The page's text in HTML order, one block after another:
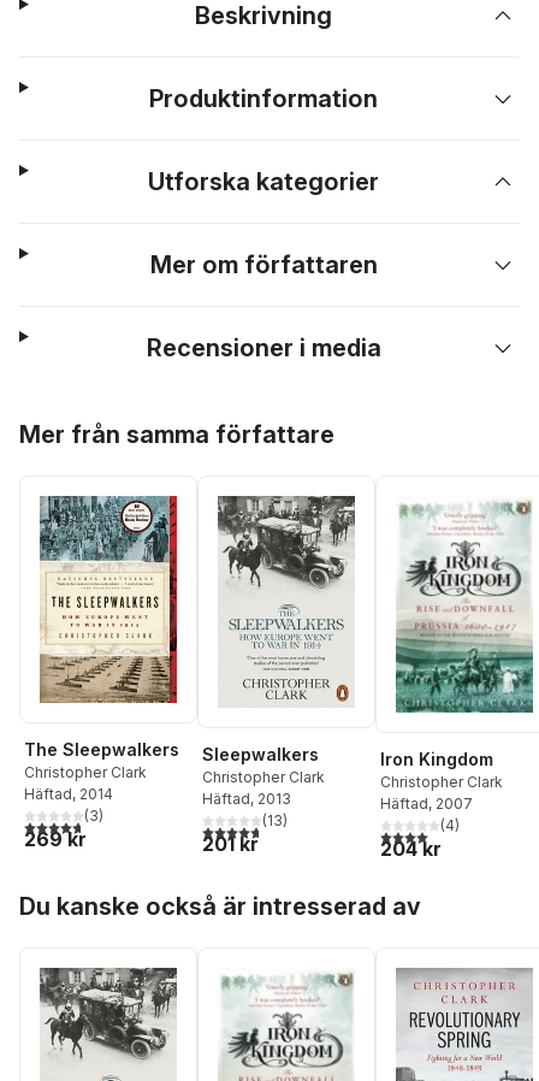
Beskrivning
Produktinformation
Utforska kategorier
Mer om författaren
Recensioner i media
Mer från samma författare
The Sleepwalkers
Christopher Clark
Häftad, 2014
4,7utav 5 stjärnor. Totalt antal röster:
(3)
269 kr
Sleepwalkers
Christopher Clark
Häftad, 2013
4,7utav 5 stjärnor. Totalt antal röster:
(13)
201 kr
Iron Kingdom
Christopher Clark
Häftad, 2007
4,0utav 5 stjärnor.
(4)
204 kr
Du kanske också är intresserad av